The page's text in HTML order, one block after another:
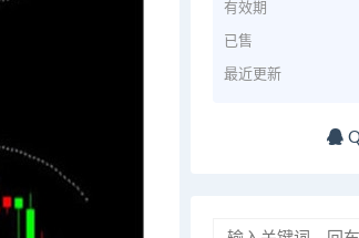
有效期
已售
最近更新